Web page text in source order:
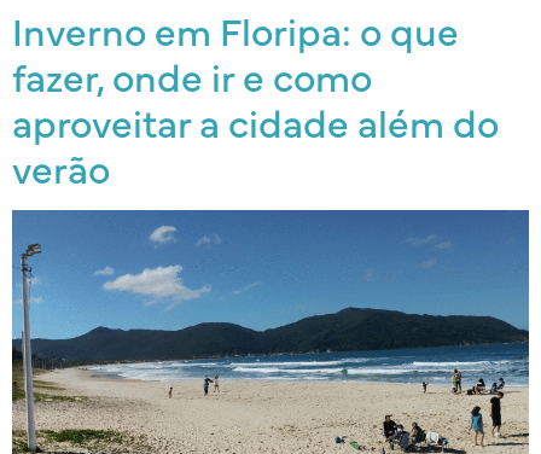
Inverno em Floripa: o que
fazer, onde ir e como
aproveitar a cidade além do
verão